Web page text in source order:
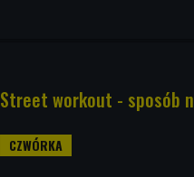
Street workout - sposób